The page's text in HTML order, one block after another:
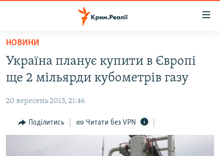
Перейти
основного
матеріалу
до
навігації
Перейти
ВОДА.КРИМ
ПОЛІТИКА
БЛОГИ
НОВИНИ
Україна планує купити в Європі
ще 2 мільярди кубометрів газу
20 вересень 2013, 21:46
Поділитись Читати без VPN